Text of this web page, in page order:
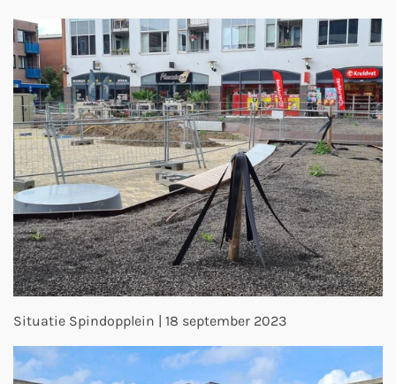
Situatie Spindopplein | 18 september 2023